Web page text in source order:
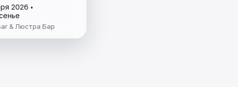
2026 •
& Люстра Бар